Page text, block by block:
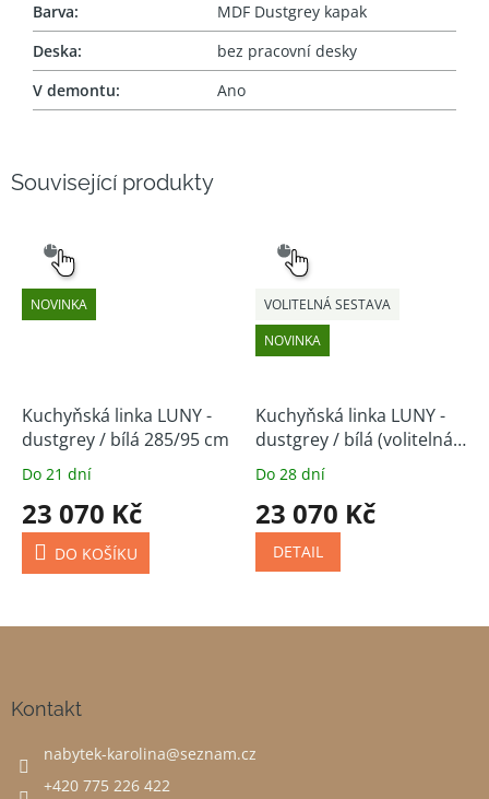
Související produkty
NOVINKA
VÝBĚR
Kuchyňská linka LUNY -
dustgrey / bílá 285/95 cm
Do 21 dní
23 070 Kč
DO KOŠÍKU
NOVINKA
VOLITELNÁ SESTAVA
VÝBĚR
Kuchyňská linka LUNY -
dustgrey / bílá (volitelná
sestava)
Do 28 dní
23 070 Kč
DETAIL
Barva:
MDF Dustgrey kapak
Deska:
bez pracovní desky
V demontu: Ano
Kontakt
nabytek-karolina@seznam.cz
+420 775 226 422